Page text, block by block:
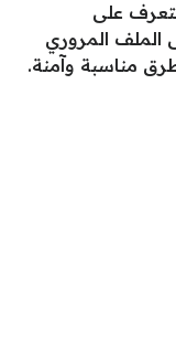
على
الملف المروري
مناسبة وآمنة.